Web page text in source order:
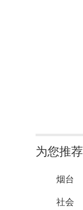
为您推荐
烟台
社会